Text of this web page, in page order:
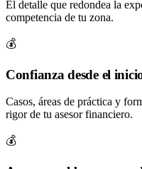
El detalle que redondea la
competencia de tu zona.
💰
Confianza desde el
Casos, áreas de práctica y
rigor de tu asesor financiero.
💰